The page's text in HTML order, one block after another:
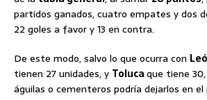
partidos ganados, cuatro empates y dos
22 goles a favor y 13 en contra.
De este modo, salvo lo que ocurra con
tienen 27 unidades, y Tolucaque tiene
águilas o cementeros podría dejarlos en